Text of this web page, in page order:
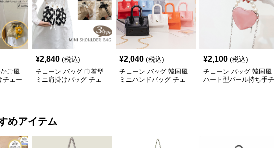
ご風
チェー
¥2,840 (税込)
チェーン バッグ 巾着型
ミニ肩掛けバッグ チェ
¥2,040 (税込)
チェーン バッグ 韓国風
ミニハンドバッグ チェ
¥2,100 (税込)
チェーン バッグ 韓国風
ハート型パール持ち手チ
めアイテム